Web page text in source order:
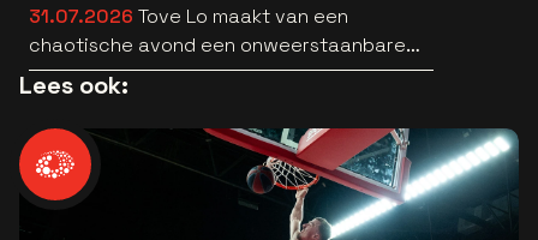
31.07.2026 Tove Lo maakt van een
chaotische avond een onweerstaanbare
popsong
Lees ook: